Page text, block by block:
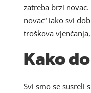
zatreba brzi novac.
novac“ iako svi
troškova
Kako
Svi smo se susreli